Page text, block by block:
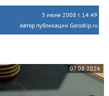
3 июня 2008 г. 14:49
Автор публикации Gorodlip.ru
07.08.2026